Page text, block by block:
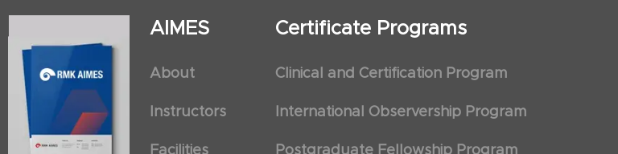
AIMES
About
Instructors
Facilities
Certificate Programs
Clinical and Certification Program
International Observership Program
Postgraduate Fellowship Program